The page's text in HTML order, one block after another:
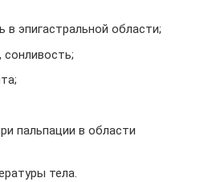
в эпигастральной области;
пальпации в области
тела.